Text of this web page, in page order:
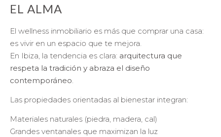
EL ALMA
El wellness inmobiliario es más que comprar una casa:
es vivir en un espacio que te mejora.
En Ibiza, la tendencia es clara: arquitectura que
respeta la tradición y abraza el diseño
contemporáneo
Las propiedades orientadas al bienestar integran:
Materiales naturales (piedra, madera, cal)
Grandes ventanales que maximizan la luz